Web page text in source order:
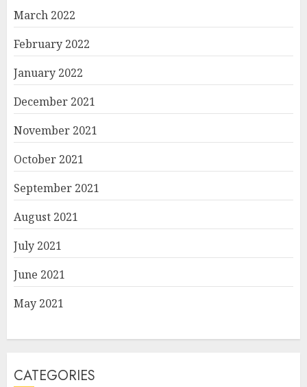
March 2022
February 2022
January 2022
December 2021
November 2021
October 2021
September 2021
August 2021
July 2021
June 2021
May 2021
CATEGORIES